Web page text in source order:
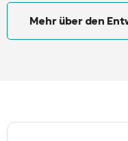
Mehr über den